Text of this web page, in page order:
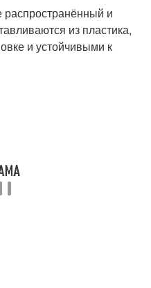
и
из пластика,
и устойчивыми к